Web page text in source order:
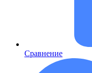
Сравнение